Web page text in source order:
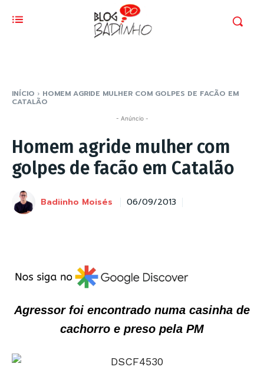
INÍCIO HOMEM AGRIDE MULHER COM GOLPES DE FACÃO EM
CATALÃO
- Anúncio -
Homem agride mulher com
golpes de facão em Catalão
Badiinho Moisés 06/09/2013
Agressor foi encontrado numa casinha de
cachorro e preso pela PM